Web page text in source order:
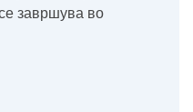
завршува во